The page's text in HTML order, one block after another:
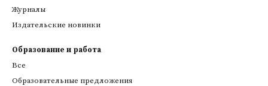
Журналы
Издательские новинки
Образование и работа
Все
Образовательные предложения